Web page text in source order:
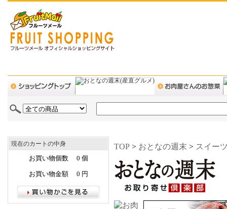
現在のカートの中身
お買い物個数 0 個
お買い物金額 0 円
TOP > おとなの週末 > スイー